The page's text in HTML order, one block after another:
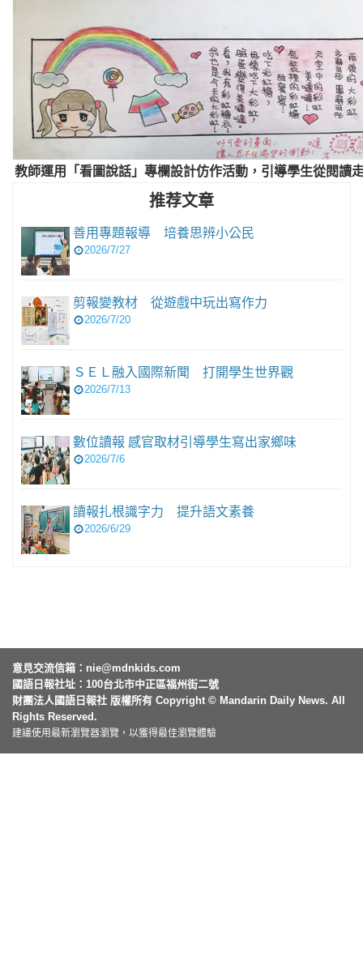
教師運用「看圖說話」專欄設計仿作活動，引導學生從閱讀
推荐文章
善用專題報導 培養思辨小公民
2026/7/27
剪報變教材 從遊戲中玩出寫作力
2026/7/20
ＳＥＬ融入國際新聞 打開學生世界觀
2026/7/13
數位讀報 感官取材引導學生寫出家鄉味
2026/7/6
讀報扎根識字力 提升語文素養
2026/6/29
意見交流信箱： nie@mdnkids.com
國語日報社址：100台北市中正區福州街二號
財團法人國語日報社 版權所有 Copyright © Mandarin Daily News. All
Rights Reserved.
建議使用最新瀏覽器瀏覽，以獲得最佳瀏覽體驗